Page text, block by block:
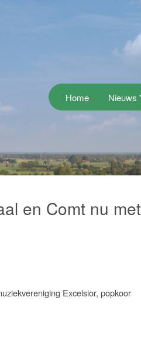
Home Nieuws
en Comt nu met
Excelsior, popkoor